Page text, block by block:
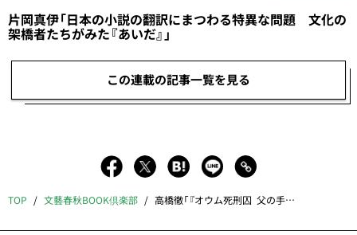
片岡真伊「日本の小説の翻訳にまつわる特異な問題 文化の
架橋者たちがみた『あいだ』」
この連載の記事一覧を見る
TOP 文藝春秋BOOK倶楽部 高橋徹「『オウム死刑囚 父の手記』と国家権力」